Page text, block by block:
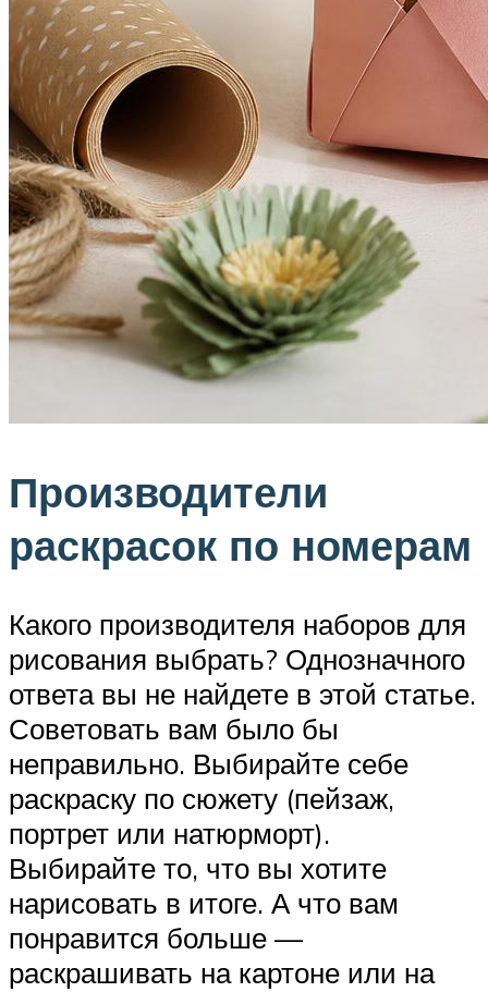
Производители
раскрасок по номерам
Какого производителя наборов для
рисования выбрать? Однозначного
ответа вы не найдете в этой статье.
Советовать вам было бы
неправильно. Выбирайте себе
раскраску по сюжету (пейзаж,
портрет или натюрморт).
Выбирайте то, что вы хотите
нарисовать в итоге. А что вам
понравится больше —
раскрашивать на картоне или на